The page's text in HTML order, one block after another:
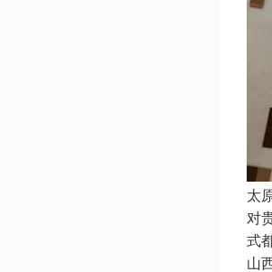
太
对
式
山